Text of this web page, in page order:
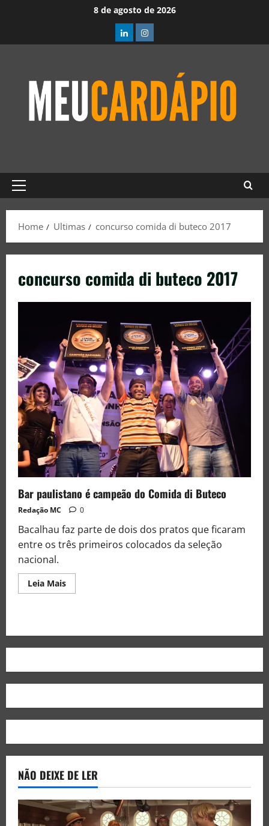
8 de agosto de 2026
Home Ultimas concurso comida di buteco 2017
concurso comida di buteco 2017
Bar paulistano é campeão do Comida di Buteco
Redação MC 0
Bacalhau faz parte de dois dos pratos que ficaram
entre os três primeiros colocados da seleção
nacional.
Leia Mais
NÃO DEIXE DE LER